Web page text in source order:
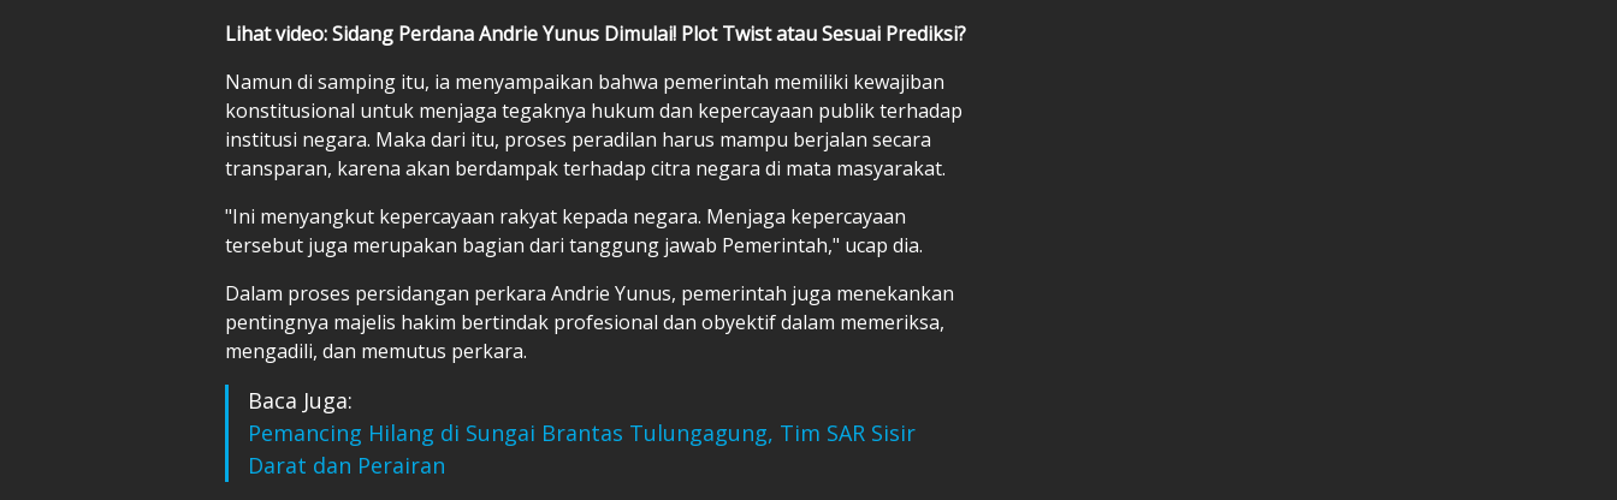
Lihat video: Sidang Perdana Andrie Yunus Dimulai! Plot Twist atau Sesuai Prediksi?
Namun di samping itu, ia menyampaikan bahwa pemerintah memiliki kewajiban
konstitusional untuk menjaga tegaknya hukum dan kepercayaan publik terhadap
institusi negara. Maka dari itu, proses peradilan harus mampu berjalan secara
transparan, karena akan berdampak terhadap citra negara di mata masyarakat.
"Ini menyangkut kepercayaan rakyat kepada negara. Menjaga kepercayaan
tersebut juga merupakan bagian dari tanggung jawab Pemerintah," ucap dia.
Dalam proses persidangan perkara Andrie Yunus, pemerintah juga menekankan
pentingnya majelis hakim bertindak profesional dan obyektif dalam memeriksa,
mengadili, dan memutus perkara.
Baca Juga:
Pemancing Hilang di Sungai Brantas Tulungagung, Tim SAR Sisir
Darat dan Perairan